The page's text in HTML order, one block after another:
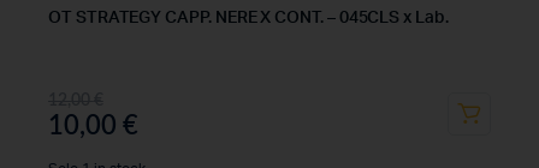
OT STRATEGY CAPP. NERE X CONT. – 045CLS x Lab.
10,00 €